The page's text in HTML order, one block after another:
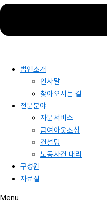
법인소개
인사말
찾아오시는 길
전문분야
자문서비스
급여아웃소싱
컨설팅
노동사건 대리
구성원
자료실
Menu